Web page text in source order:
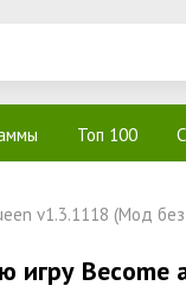
Топ 100
v1.3.1118 (Мод
игру